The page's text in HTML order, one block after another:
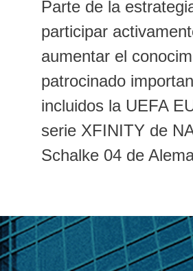
Parte de la
participar
aumentar el
patrocinado
incluidos la UEFA
serie XFINITY de
Schalke 04 de